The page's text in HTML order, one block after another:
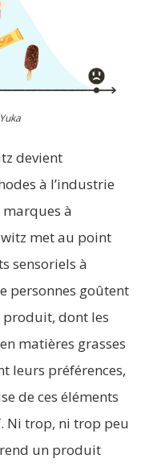
devient
à l’industrie
à
met au point
sensoriels à
personnes goûtent
produit, dont les
matières grasses
leurs préférences,
de ces éléments
Ni trop, ni trop peu
un produit